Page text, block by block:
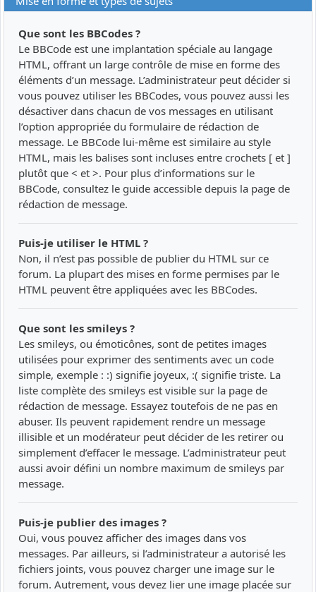
Que sont les BBCodes ?
Le BBCode est une implantation spéciale au langage
HTML, offrant un large contrôle de mise en forme des
éléments d’un message. L’administrateur peut décider si
vous pouvez utiliser les BBCodes, vous pouvez aussi les
désactiver dans chacun de vos messages en utilisant
l’option appropriée du formulaire de rédaction de
message. Le BBCode lui-même est similaire au style
HTML, mais les balises sont incluses entre crochets [ et ]
plutôt que < et >. Pour plus d’informations sur le
BBCode, consultez le guide accessible depuis la page de
rédaction de message.
Puis-je utiliser le HTML ?
Non, il n’est pas possible de publier du HTML sur ce
forum. La plupart des mises en forme permises par le
HTML peuvent être appliquées avec les BBCodes.
Que sont les smileys ?
Les smileys, ou émoticônes, sont de petites images
utilisées pour exprimer des sentiments avec un code
simple, exemple : :) signifie joyeux, :( signifie triste. La
liste complète des smileys est visible sur la page de
rédaction de message. Essayez toutefois de ne pas en
abuser. Ils peuvent rapidement rendre un message
illisible et un modérateur peut décider de les retirer ou
simplement d’effacer le message. L’administrateur peut
aussi avoir défini un nombre maximum de smileys par
message.
Puis-je publier des images ?
Oui, vous pouvez afficher des images dans vos
messages. Par ailleurs, si l’administrateur a autorisé les
fichiers joints, vous pouvez charger une image sur le
forum. Autrement, vous devez lier une image placée sur